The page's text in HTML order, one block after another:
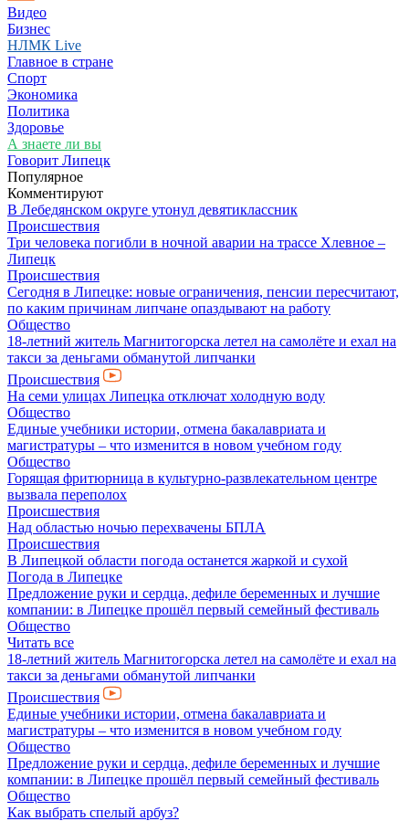
Видео
Бизнес
НЛМК Live
Главное в стране
Спорт
Экономика
Политика
Здоровье
А знаете ли вы
Говорит Липецк
Популярное
Комментируют
В Лебедянском округе утонул девятиклассник
Происшествия
Три человека погибли в ночной аварии на трассе Хлевное –
Липецк
Происшествия
Сегодня в Липецке: новые ограничения, пенсии пересчитают,
по каким причинам липчане опаздывают на работу
Общество
18-летний житель Магнитогорска летел на самолёте и ехал на
такси за деньгами обманутой липчанки
Происшествия
На семи улицах Липецка отключат холодную воду
Общество
Единые учебники истории, отмена бакалавриата и
магистратуры – что изменится в новом учебном году
Общество
Горящая фритюрница в культурно-развлекательном центре
вызвала переполох
Происшествия
Над областью ночью перехвачены БПЛА
Происшествия
В Липецкой области погода останется жаркой и сухой
Погода в Липецке
Предложение руки и сердца, дефиле беременных и лучшие
компании: в Липецке прошёл первый семейный фестиваль
Общество
Читать все
18-летний житель Магнитогорска летел на самолёте и ехал на
такси за деньгами обманутой липчанки
Происшествия
Единые учебники истории, отмена бакалавриата и
магистратуры – что изменится в новом учебном году
Общество
Предложение руки и сердца, дефиле беременных и лучшие
компании: в Липецке прошёл первый семейный фестиваль
Общество
Как выбрать спелый арбуз?